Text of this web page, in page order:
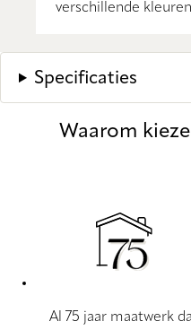
verschillende kleuren
Specificaties
Waarom
Al 75 jaar maatwerk